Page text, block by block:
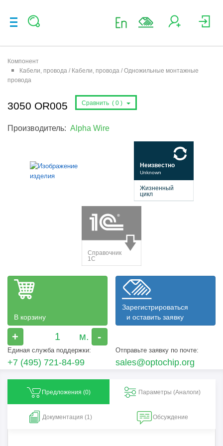
Компонент
Кабели, провода / Кабели, провода / Одножильные монтажные
провода
3050 OR005 Сравнить ( 0 )
Производитель: Alpha Wire
В корзину
+ -
Зарегистрироваться
и оставить заявку
Единая служба поддержки:
+7 (495) 721-84-99
Отправьте заявку по почте:
sales@optochip.org
Предложения (0) Параметры (Aналоги)
Документация (1) Обсуждение